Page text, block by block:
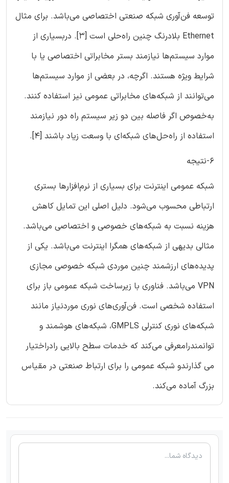
توسعه فن‌آوری شبکه صنعتی اختصاصی می‌باشد. برای مثال
Ethernet بلادرنگ چنین راه‌حلی است [3]. دربسیاری از
موارد سیستم‌ها نیازمند بستر مخابراتی اختصاصی یا با
شرایط ویژه هستند. اگرچه، در بعضی از موارد سیستم‌ها
می‌توانند از شبکه‌های مخابراتی عمومی نیز استفاده کنند.
به‌خصوص اگر فاصله بین دو زیر سیستم راه دور نیازمند
استفاده از راه‌حل‌های شبکه‌ای با وسعت زیاد باشند [4].
6-نتیجه
شبکه عمومی اینترنت برای بسیاری از نرم‌افزارها بستری
ارتباطی محسوب می‌شود. دلیل اصلی این تمایل کاهش
هزینه نسبت به شبکه‌های خصوصی و اختصاصی می‌باشد.
مثالی بدیهی از شبکه‌های همگرا اینترنت می‌باشد. یکی از
پدیده‌های ارزشمند چنین موردی شبکه خصوصی مجازی
VPN می‌باشد. فناوری با زیرساخت شبکه عمومی باز برای
استفاده شخصی است. فن‌آوری‌های نوری موردنیاز مانند
شبکه‌های نوری کنترلی GMPLS، شبکه‌های هوشمند و
توانمندرامعرفی می‌کند که خدمات سطح بالایی رادراختیار
می گذارندو شبکه عمومی را برای ارتباط صنعتی در مقیاس
بزرگ آماده می‌کند.